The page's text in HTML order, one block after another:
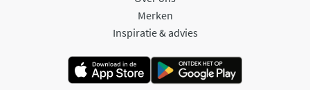
Merken
Inspiratie & advies